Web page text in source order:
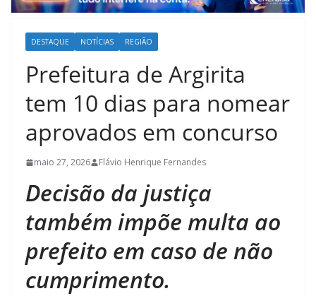
DESTAQUE NOTÍCIAS REGIÃO
Prefeitura de Argirita
tem 10 dias para nomear
aprovados em concurso
maio 27, 2026 Flávio Henrique Fernandes
Decisão da justiça
também impõe multa ao
prefeito em caso de não
cumprimento.​